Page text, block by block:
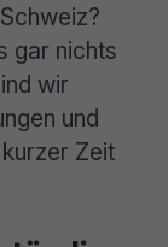
gar nichts
wir
und
Zeit